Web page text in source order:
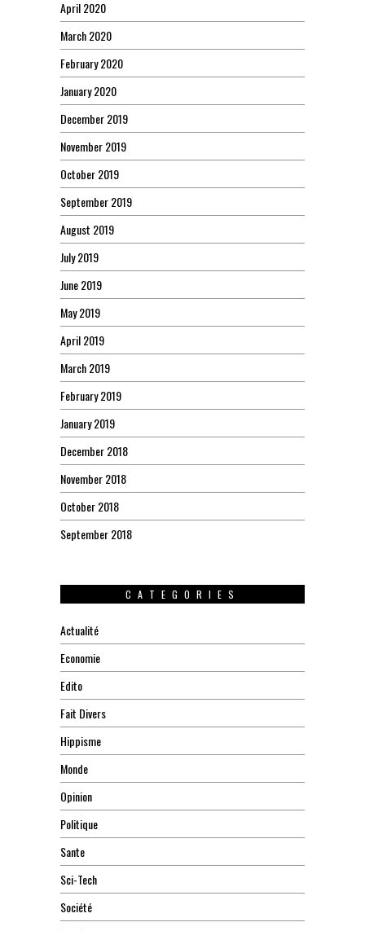
April 2020
March 2020
February 2020
January 2020
December 2019
November 2019
October 2019
September 2019
August 2019
July 2019
June 2019
May 2019
April 2019
March 2019
February 2019
January 2019
December 2018
November 2018
October 2018
September 2018
CATEGORIES
Actualité
Economie
Edito
Fait Divers
Hippisme
Monde
Opinion
Politique
Sante
Sci-Tech
Société